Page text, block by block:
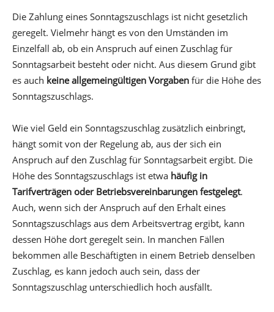
Die Zahlung eines Sonntagszuschlags ist nicht gesetzlich
geregelt. Vielmehr hängt es von den Umständen im
Einzelfall ab, ob ein Anspruch auf einen Zuschlag für
Sonntagsarbeit besteht oder nicht. Aus diesem Grund gibt
es auch keine allgemeingültigen Vorgaben für die Höhe des
Sonntagszuschlags.
Wie viel Geld ein Sonntagszuschlag zusätzlich einbringt,
hängt somit von der Regelung ab, aus der sich ein
Anspruch auf den Zuschlag für Sonntagsarbeit ergibt. Die
Höhe des Sonntagszuschlags ist etwa häufig in
Tarifverträgen oder Betriebsvereinbarungen festgelegt.
Auch, wenn sich der Anspruch auf den Erhalt eines
Sonntagszuschlags aus dem Arbeitsvertrag ergibt, kann
dessen Höhe dort geregelt sein. In manchen Fällen
bekommen alle Beschäftigten in einem Betrieb denselben
Zuschlag, es kann jedoch auch sein, dass der
Sonntagszuschlag unterschiedlich hoch ausfällt.